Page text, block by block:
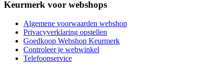
Keurmerk voor webshops
Algemene voorwaarden webshop
Privacyverklaring opstellen
Goedkoop Webshop Keurmerk
Controleer je webwinkel
Telefoonservice